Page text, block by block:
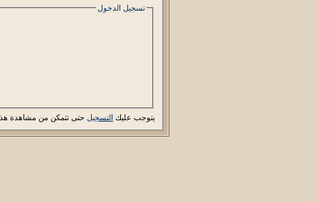
تسجيل الدخول
يتوجب عليك التسجيل حتى تتمكن من مشاهدة